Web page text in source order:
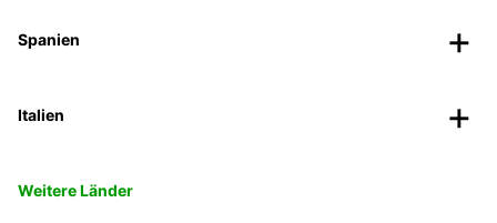
Spanien
Italien
Weitere Länder